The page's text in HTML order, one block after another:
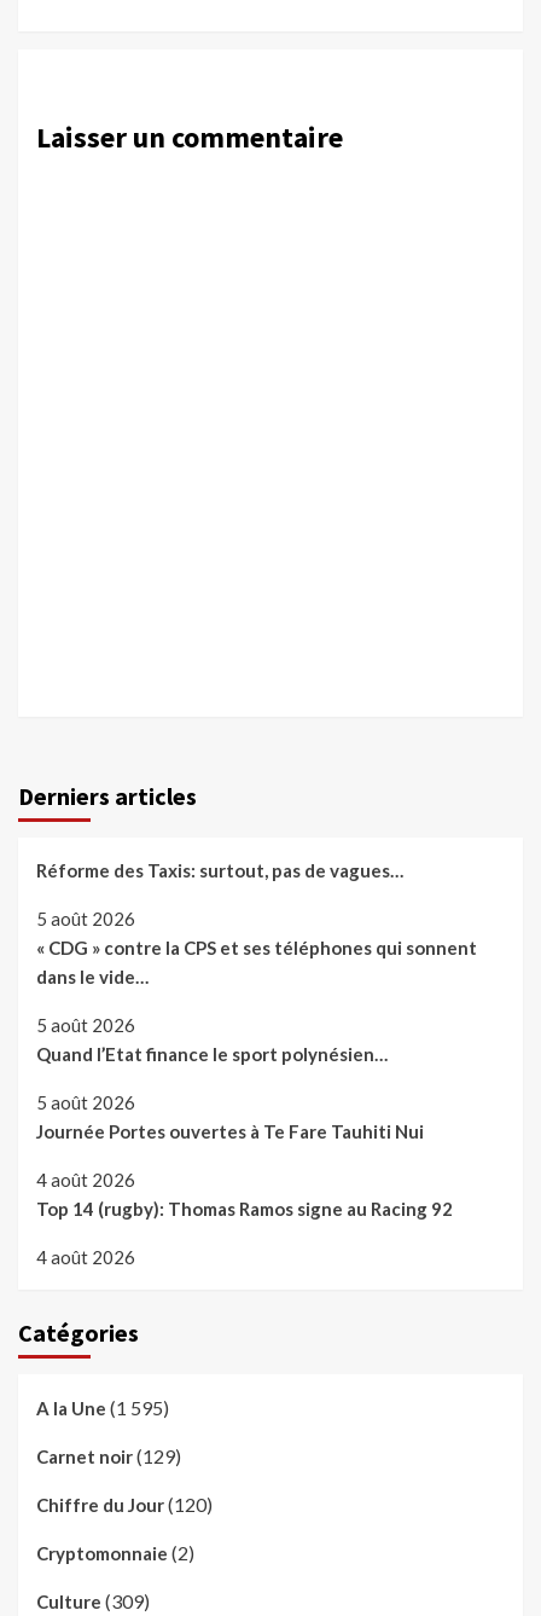
Laisser un commentaire
Derniers articles
Réforme des Taxis: surtout, pas de vagues…
5 août 2026
« CDG » contre la CPS et ses téléphones qui sonnent
dans le vide…
5 août 2026
Quand l’Etat finance le sport polynésien…
5 août 2026
Journée Portes ouvertes à Te Fare Tauhiti Nui
4 août 2026
Top 14 (rugby): Thomas Ramos signe au Racing 92
4 août 2026
Catégories
A la Une (1 595)
Carnet noir(129)
Chiffre du Jour(120)
Cryptomonnaie (2)
Culture (309)